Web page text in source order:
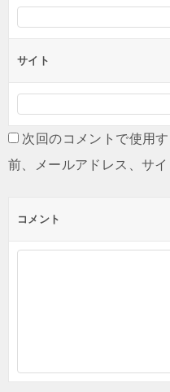
サイト
次回のコメントで使用
前、メールアドレス、サイ
コメント